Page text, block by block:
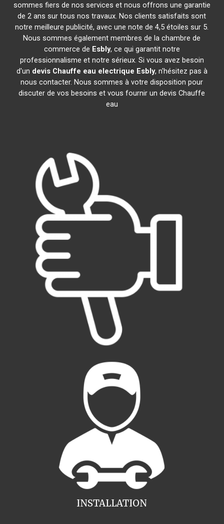
sommes fiers de nos services et nous offrons une garantie
de 2 ans sur tous nos travaux. Nos clients satisfaits sont
notre meilleure publicité, avec une note de 4,5 étoiles sur 5.
Nous sommes également membres de la chambre de
commerce de Esbly, ce qui garantit notre
professionnalisme et notre sérieux. Si vous avez besoin
d'un devis Chauffe eau electrique Esbly, n'hésitez pas à
nous contacter. Nous sommes à votre disposition pour
discuter de vos besoins et vous fournir un devis Chauffe
eau
INSTALLATION